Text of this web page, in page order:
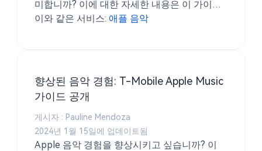
미합니까? 이에 대한 자세한 내용은 이 가이드
를 참조하십시오.
이와 같은 서비스: 애플 음악
향상된 음악 경험: T-Mobile Apple Music
가이드 공개
게시자 : Pauline Mendoza
2024년 1월 15일에 업데이트됨
Apple 음악 경험을 향상시키고 싶습니까? 이